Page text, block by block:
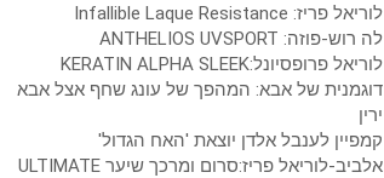
לוריאל פריז: Infallible Laque Resistance
לה רוש-פוזה: ANTHELIOS UVSPORT
לוריאל פרופסיונל:KERATIN ALPHA SLEEK
דוגמנית של אבא: המהפך של עונג שחף אצל אבא
ירין
קמפיין לענבל אלדן יוצאת 'האח הגדול'
אלביב-לוריאל פריז:סרום ומרכך שיער ULTIMATE